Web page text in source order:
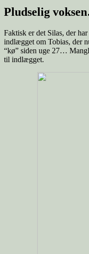
Pludselig
Faktisk er det Silas, der
indlægget om Tobias, der
“kø” siden uge 27…
til indlægget.